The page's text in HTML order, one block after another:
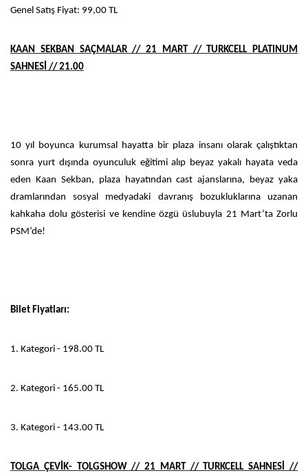
Genel Satış Fiyat: 99,00 TL
KAAN SEKBAN SAÇMALAR // 21 MART // TURKCELL PLATINUM
SAHNESİ // 21.00
10 yıl boyunca kurumsal hayatta bir plaza insanı olarak çalıştıktan
sonra yurt dışında oyunculuk eğitimi alıp beyaz yakalı hayata veda
eden Kaan Sekban, plaza hayatından cast ajanslarına, beyaz yaka
dramlarından sosyal medyadaki davranış bozukluklarına uzanan
kahkaha dolu gösterisi ve kendine özgü üslubuyla 21 Mart’ta Zorlu
PSM’de!
Bilet Fiyatları:
1. Kategori - 198.00 TL
2. Kategori - 165.00 TL
3. Kategori - 143.00 TL
TOLGA ÇEVİK- TOLGSHOW // 21 MART // TURKCELL SAHNESİ //